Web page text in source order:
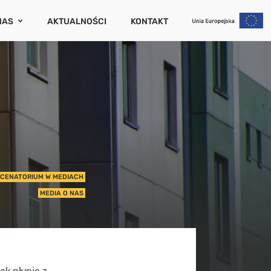
(SZKODOWOŚĆ)
I PUBLIKACJE
AKTUALNOŚCI KONTAKT
CENATORIUM W MEDIACH
MEDIA O NAS